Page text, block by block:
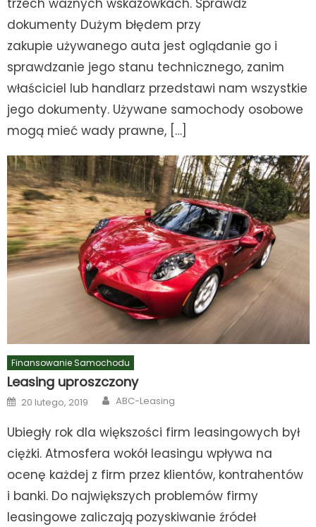
dokumenty Dużym błędem przy
zakupie używanego auta jest oglądanie go i
sprawdzanie jego stanu technicznego, zanim
właściciel lub handlarz przedstawi nam wszystkie
jego dokumenty. Używane samochody osobowe
mogą mieć wady prawne, […]
Finansowanie Samochodu
Leasing uproszczony
Posted
on
20 lutego, 2019 Author
ABC-Leasing
Ubiegły rok dla większości firm leasingowych był
ciężki. Atmosfera wokół leasingu wpływa na
ocenę każdej z firm przez klientów, kontrahentów
i banki. Do największych problemów firmy
leasingowe zaliczają pozyskiwanie źródeł